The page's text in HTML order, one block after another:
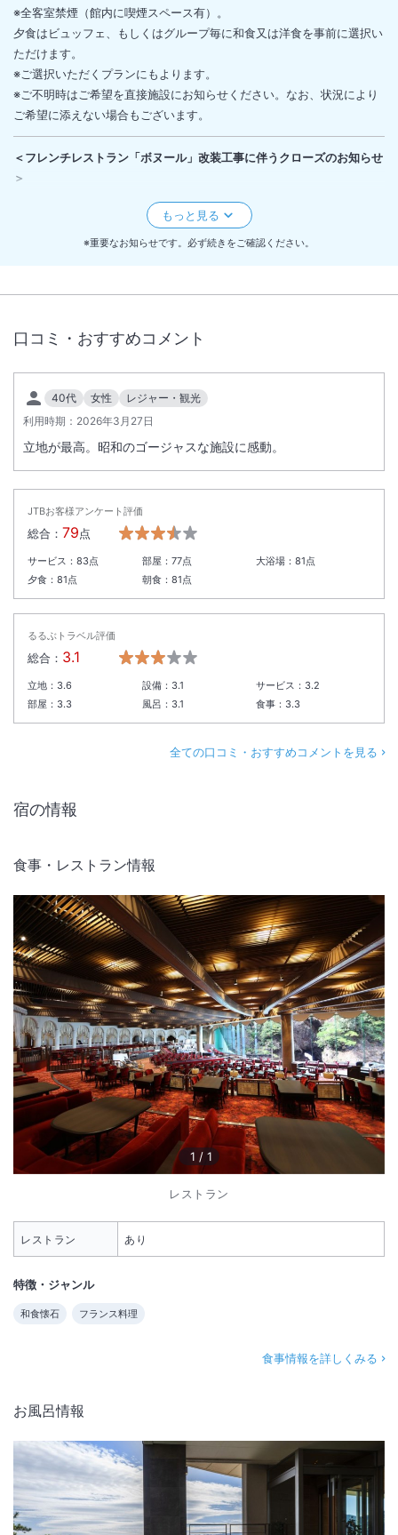
※全客室禁煙（館内に喫煙スペース有）。
夕食はビュッフェ、もしくはグループ毎に和食又は洋食を事前に選択い
ただけます。
※ご選択いただくプランにもよります。
※ご不明時はご希望を直接施設にお知らせください。なお、状況により
ご希望に添えない場合もございます。
＜フレンチレストラン「ボヌール」改装工事に伴うクローズのお知らせ
＞
下記日程におきまして、フレンチレストラン「ボヌール」改装工事を実
施する事となりましたのでお知らせいたします。
【工事箇所】ホライゾン・ウイング館 3階 レストラン「ボヌール」
※重要なお知らせです。必ず続きをご確認ください。
口コミ・おすすめコメント
40代 女性
レジャー・観光
利用時期： 2026年3月27日
立地が最高。昭和のゴージャスな施設に感動。
JTBお客様アンケート評価
総合： 79点
サービス： 83点 部屋： 77点 大浴場：81点
夕食： 81点 朝食： 81点
るるぶトラベル評価
総合： 3.1
立地： 3.6 設備： 3.1 サービス： 3.2
部屋： 3.3 風呂： 3.1 食事： 3.3
全ての口コミ・おすすめコメントを見る
宿の情報
食事・レストラン情報
1 / 1
レストラン
レストラン あり
特徴・ジャンル
和食懐石 フランス料理
食事情報を詳しくみる
お風呂情報